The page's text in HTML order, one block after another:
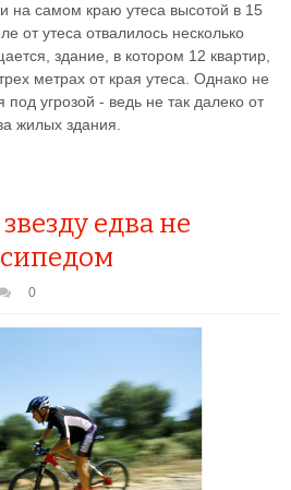
на самом краю утеса высотой в 15
от утеса отвалилось несколько
здание, в котором 12 квартир,
метрах от края утеса. Однако не
под угрозой - ведь не так далеко от
жилых здания.
едва не
0